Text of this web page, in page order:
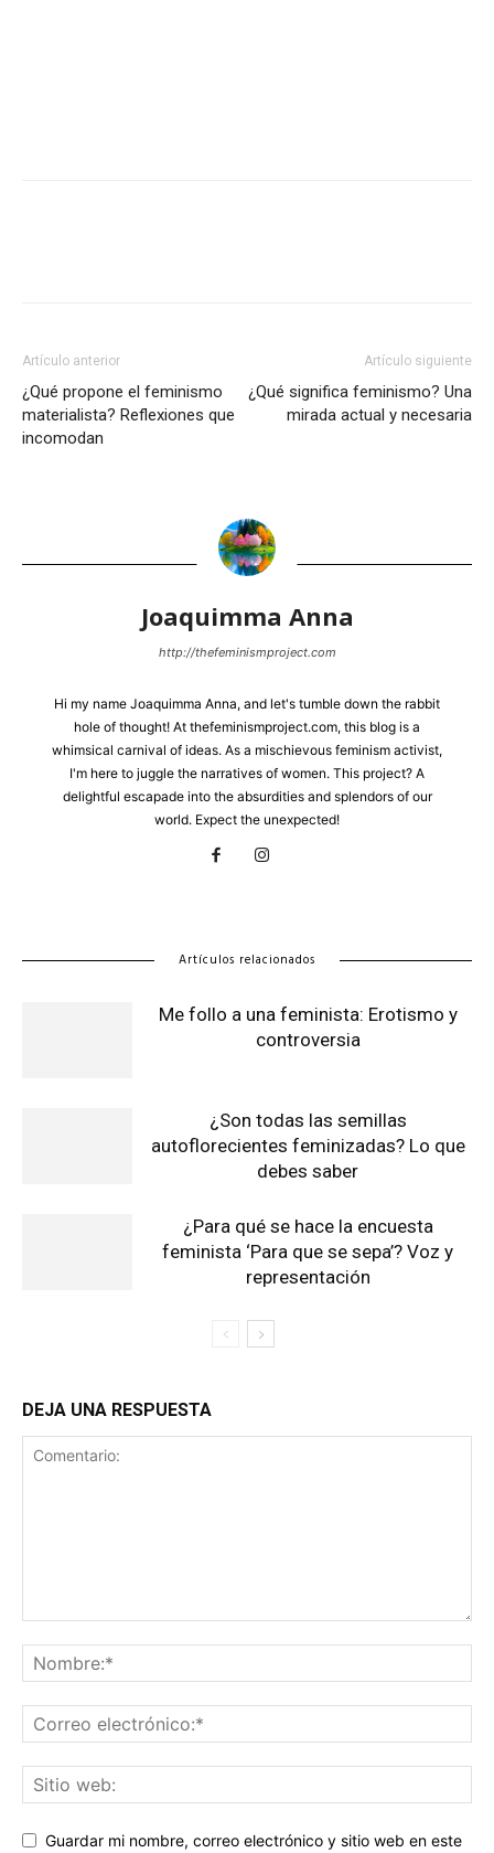
Artículo anterior
¿Qué propone el feminismo
materialista? Reflexiones que
incomodan
Artículo siguiente
¿Qué significa feminismo? Una
mirada actual y necesaria
Joaquimma Anna
http://thefeminismproject.com
Hi my name Joaquimma Anna, and let's tumble down the rabbit
hole of thought! At thefeminismproject.com, this blog is a
whimsical carnival of ideas. As a mischievous feminism activist,
I'm here to juggle the narratives of women. This project? A
delightful escapade into the absurdities and splendors of our
world. Expect the unexpected!
Artículos relacionados
Me follo a una feminista: Erotismo y
controversia
¿Son todas las semillas
autoflorecientes feminizadas? Lo que
debes saber
¿Para qué se hace la encuesta
feminista ‘Para que se sepa’? Voz y
representación
DEJA UNA RESPUESTA
Guardar mi nombre, correo electrónico y sitio web en este